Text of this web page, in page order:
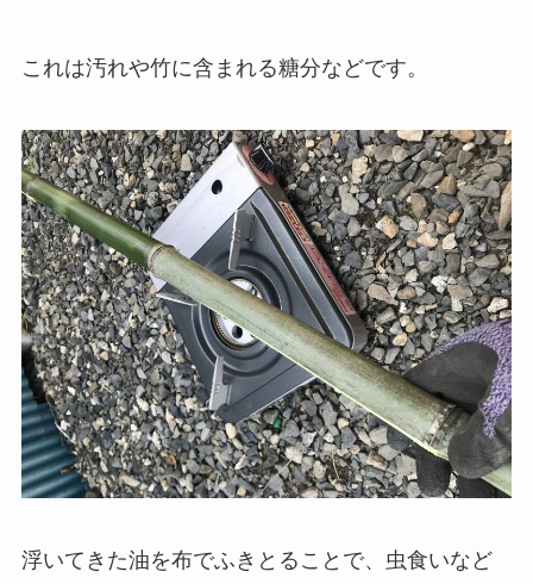
これは汚れや竹に含まれる糖分などです。
浮いてきた油を布でふきとることで、虫食いなど